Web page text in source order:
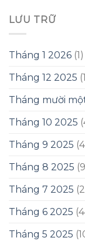
LƯU TRỮ
Tháng 1 2026 (1)
Tháng 12 2025
Tháng mười
Tháng 10 2025
Tháng 9 2025
Tháng 8 2025
Tháng 7 2025
Tháng 6 2025
Tháng 5 2025